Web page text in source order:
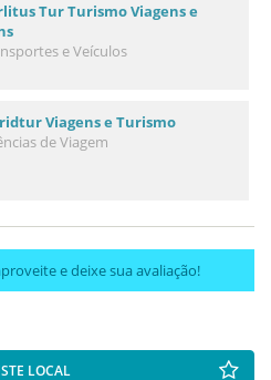
Tur Turismo Viagens e
e Veículos
Viagens e Turismo
de Viagem
e deixe sua avaliação!
LOCAL